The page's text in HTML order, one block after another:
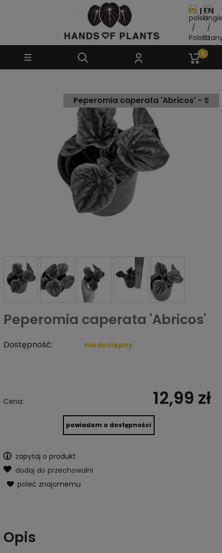
Peperomia caperata 'Abricos' - S
Peperomia caperata 'Abricos'
Dostępność: niedostępny
Cena: 12,99 zł
powiadom o dostępności
zapytaj o produkt
dodaj do przechowalni
poleć znajomemu
Opis